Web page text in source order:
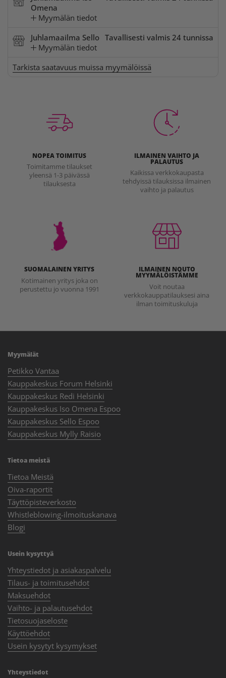
Omena
Myymälän tiedot
Juhlamaailma Sello
Myymälän tiedot
Tavallisesti valmis 24 tunnissa
Tarkista saatavuus muissa myymälöissä
NOPEA TOIMITUS
Toimitamme tilaukset
yleensä 1-3 päivässä
tilauksesta
ILMAINEN VAIHTO JA
PALAUTUS
Kaikissa verkkokaupasta
tehdyissä tilauksissa ilmainen
vaihto ja palautus
SUOMALAINEN YRITYS
Kotimainen yritys joka on
perustettu jo vuonna 1991
ILMAINEN NOUTO
MYYMÄLÖISTÄMME
Voit noutaa
verkkokauppatilauksesi aina
ilman toimituskuluja
Myymälät
Petikko Vantaa
Kauppakeskus Forum Helsinki
Kauppakeskus Redi Helsinki
Kauppakeskus Iso Omena Espoo
Kauppakeskus Sello Espoo
Kauppakeskus Mylly Raisio
Tietoa meistä
Tietoa Meistä
Oiva-raportit
Täyttöpisteverkosto
Whistleblowing-ilmoituskanava
Blogi
Usein kysyttyä
Yhteystiedot ja asiakaspalvelu
Tilaus- ja toimitusehdot
Maksuehdot
Vaihto- ja palautusehdot
Tietosuojaseloste
Käyttöehdot
Usein kysytyt kysymykset
Yhteystiedot